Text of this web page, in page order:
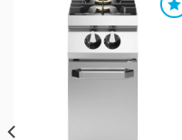
AJOUTER
AU DEVIS